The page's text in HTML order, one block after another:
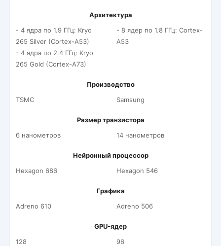
Архитектура
- 4 ядра по 1.9 ГГц: Kryo
265 Silver (Cortex-A53)
- 4 ядра по 2.4 ГГц: Kryo
265 Gold (Cortex-A73)
- 8 ядер по 1.8 ГГц: Cortex-
A53
Производство
TSMC
Samsung
Размер транзистора
6 нанометров
14 нанометров
Нейронный процессор
Hexagon 686
Hexagon 546
Графика
Adreno 610
Adreno 506
GPU-ядер
128
96